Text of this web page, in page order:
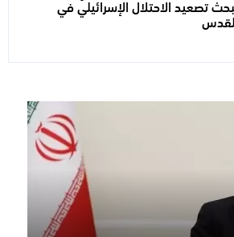
تصعيد الاحتلال الإسرائيلي في